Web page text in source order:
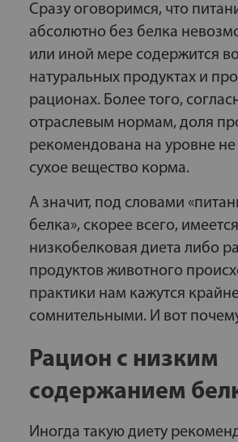
Сразу оговоримся, что
абсолютно без белка
или иной мере содержится
натуральных продуктах и
рационах. Более того,
отраслевым нормам, доля
рекомендована на уровне
сухое вещество корма.
А значит, под словами
белка», скорее всего,
низкобелковая диета либо
продуктов животного
практики нам кажутся
сомнительными. И вот
Рацион с низким
содержанием
Иногда такую диету